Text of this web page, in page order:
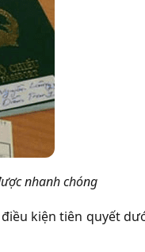
nhanh chóng
kiện tiên quyết